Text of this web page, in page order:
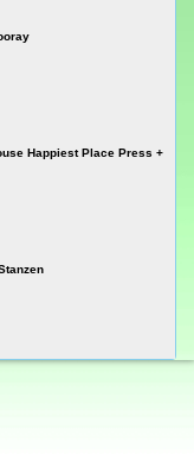
Happiest Place Press +